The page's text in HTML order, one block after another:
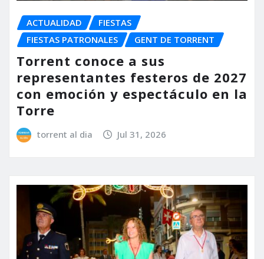
ACTUALIDAD
FIESTAS
FIESTAS PATRONALES
GENT DE TORRENT
Torrent conoce a sus
representantes festeros de 2027
con emoción y espectáculo en la
Torre
torrent al dia Jul 31, 2026